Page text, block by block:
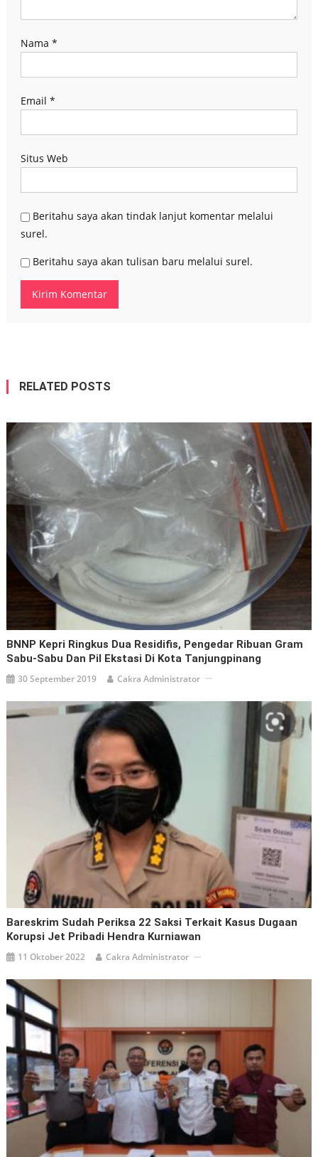
Nama *
Email *
Situs Web
Beritahu saya akan tindak lanjut komentar melalui
surel.
Beritahu saya akan tulisan baru melalui surel.
RELATED POSTS
BNNP Kepri Ringkus Dua Residifis, Pengedar Ribuan Gram
Sabu-Sabu Dan Pil Ekstasi Di Kota Tanjungpinang
30 September 2019 Cakra Administrator
Bareskrim Sudah Periksa 22 Saksi Terkait Kasus Dugaan
Korupsi Jet Pribadi Hendra Kurniawan
11 Oktober 2022 Cakra Administrator